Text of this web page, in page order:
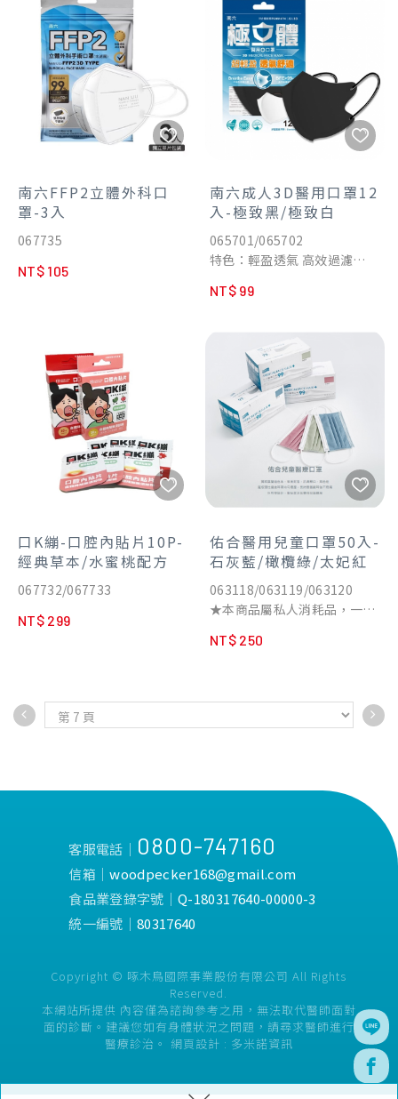
南六FFP2立體外科口
罩-3入
067735
NT$ 105
南六成人3D醫用口罩12
入-極致黑/極致白
065701/065702
特色：輕盈透氣 高效過濾
NT$ 99
口K繃-口腔內貼片10P-
經典草本/水蜜桃配方
067732/067733
NT$ 299
佑合醫用兒童口罩50入-
石灰藍/橄欖綠/太妃紅
063118/063119/063120
★本商品屬私人消耗品，一經
◆寬版彈性纖維耳帶均勻釋
度及包覆性效能提高，不會有
魚鰓臉
BFE99%，符合CNS14774國
◆高效過濾阻隔層，透氣度提
◆獨家莫蘭迪系列顏色，唯美
耐看，肌膚顯白，氣色佳
NT$ 250
客服電話│ 0800-747160
信箱│woodpecker168@gmail.com
食品業登錄字號│Q-180317640-00000-3
統一編號│80317640
Copyright © 啄木鳥國際事業股份有限公司 All Rights
Reserved.
本網站所提供 內容僅為諮詢參考之用，無法取代醫師面對
面的診斷。建議您如有身體狀況之問題，請尋求醫師進行
醫療診治。 網頁設計 : 多米諾資訊